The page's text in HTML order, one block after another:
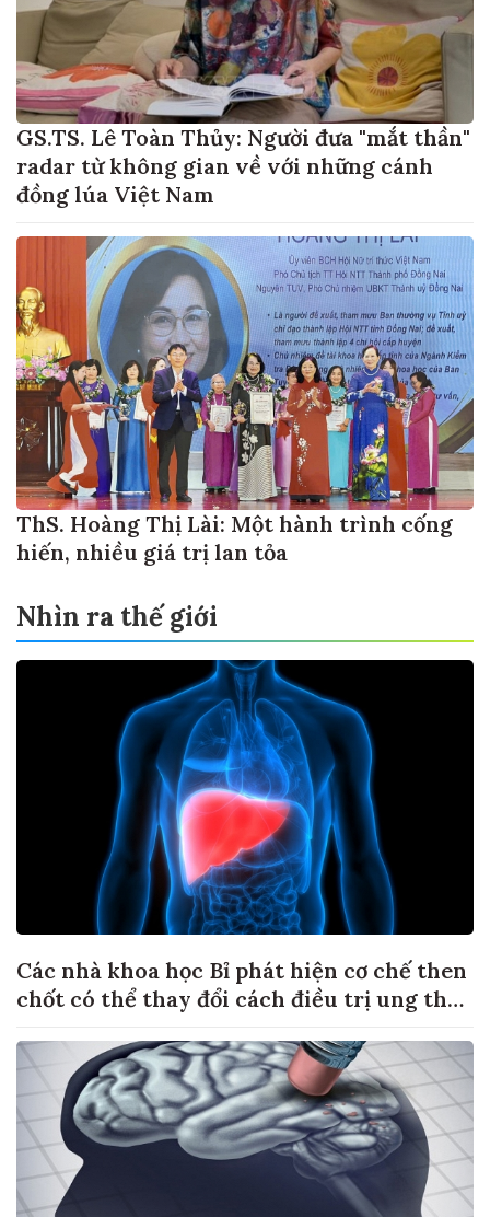
GS.TS. Lê Toàn Thủy: Người đưa "mắt thần"
radar từ không gian về với những cánh
đồng lúa Việt Nam
ThS. Hoàng Thị Lài: Một hành trình cống
hiến, nhiều giá trị lan tỏa
Nhìn ra thế giới
Các nhà khoa học Bỉ phát hiện cơ chế then
chốt có thể thay đổi cách điều trị ung thư